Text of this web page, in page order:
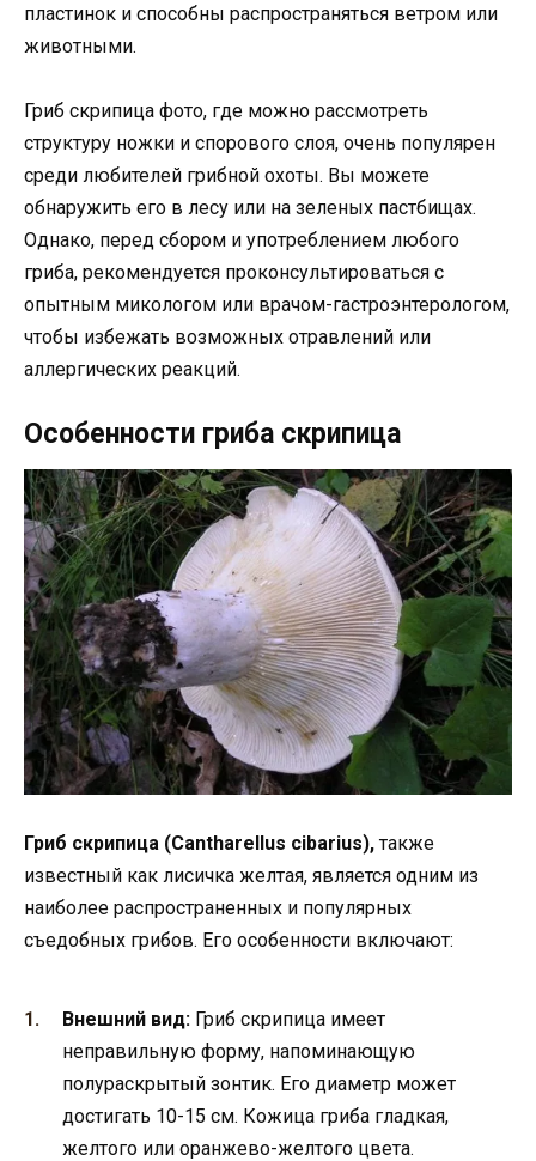
пластинок и способны распространяться ветром или
животными.
Гриб скрипица фото, где можно рассмотреть
структуру ножки и спорового слоя, очень популярен
среди любителей грибной охоты. Вы можете
обнаружить его в лесу или на зеленых пастбищах.
Однако, перед сбором и употреблением любого
гриба, рекомендуется проконсультироваться с
опытным микологом или врачом-гастроэнтерологом,
чтобы избежать возможных отравлений или
аллергических реакций.
Особенности гриба скрипица
Гриб скрипица (Cantharellus cibarius), также
известный как лисичка желтая, является одним из
наиболее распространенных и популярных
съедобных грибов. Его особенности включают:
Внешний вид: Гриб скрипица имеет
неправильную форму, напоминающую
полураскрытый зонтик. Его диаметр может
достигать 10-15 см. Кожица гриба гладкая,
желтого или оранжево-желтого цвета.